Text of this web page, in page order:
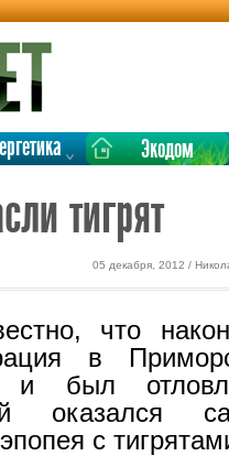
Экодом
тигрят
05 декабря, 2012 /
что
в
и был
оказался
с